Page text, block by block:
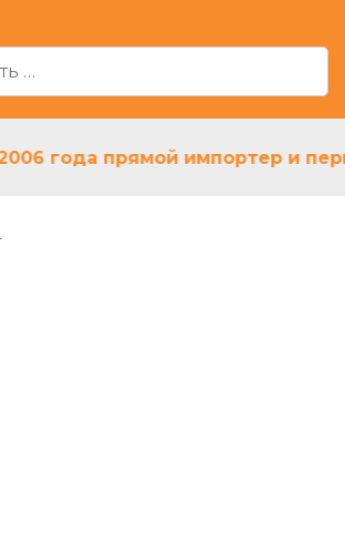
года прямой импортер и